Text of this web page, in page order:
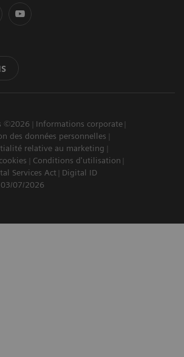
©2026
Informations corporate
des données personnelles
relative au marketing
Conditions d'utilisation
Services Act
Digital ID
07/2026